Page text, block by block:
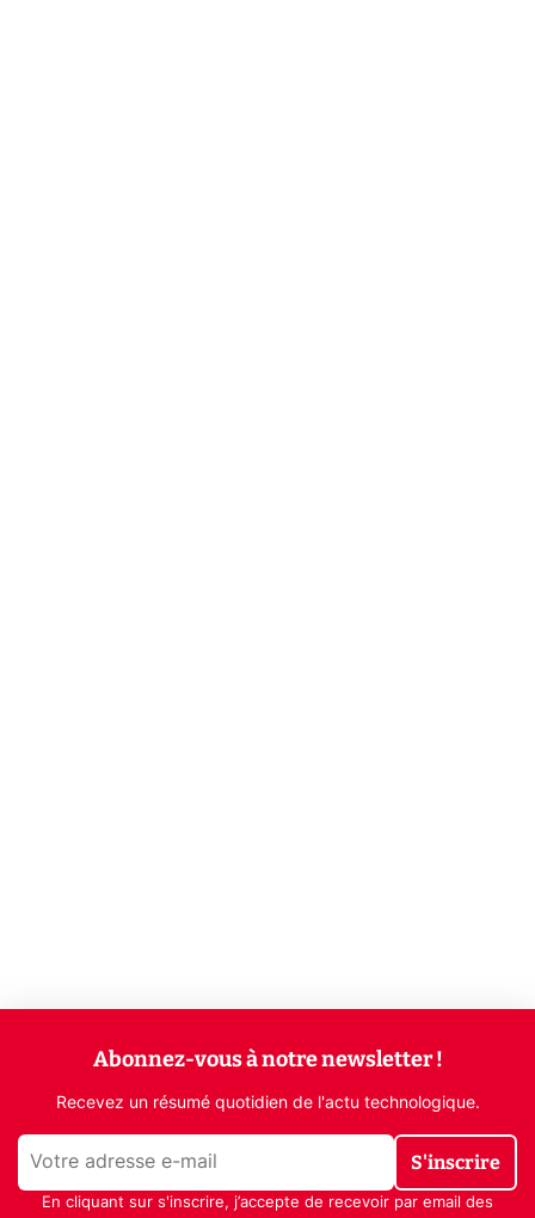
Abonnez-vous à notre newsletter !
Recevez un résumé quotidien de l'actu technologique.
S'inscrire
En cliquant sur s'inscrire, j’accepte de recevoir par email des